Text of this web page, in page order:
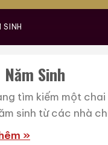
SINH
Sinh
tìm kiếm một
sinh từ các nhà
»